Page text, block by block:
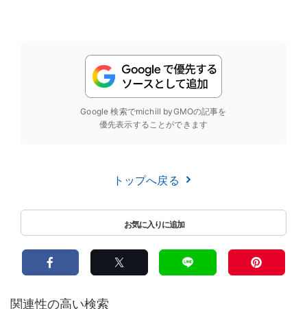
Google 検索でmichill byGMOの記事を
優先表示することができます
トップへ戻る